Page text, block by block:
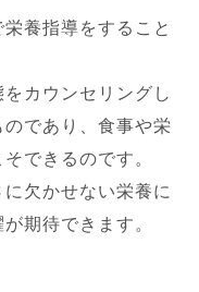
養指導をすること
カウンセリングし
であり、食事や栄
できるのです。
欠かせない栄養に
期待できます。